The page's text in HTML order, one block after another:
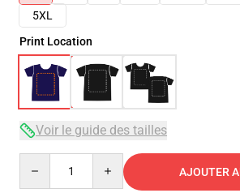
5XL
Print Location
Voir le guide des tailles
AJOUTER